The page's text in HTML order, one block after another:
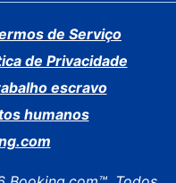
de Serviço
de Privacidade
escravo
humanos